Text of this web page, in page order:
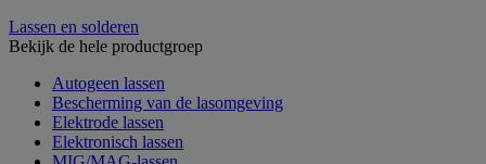
Lassen en solderen
Bekijk de hele productgroep
Autogeen lassen
Bescherming van de lasomgeving
Elektrode lassen
Elektronisch lassen